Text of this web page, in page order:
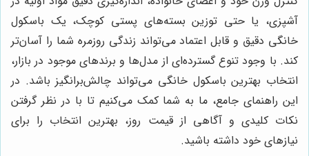
آشپزی، یا حتی توزین بسته‌های پستی کوچک، یک باسکول
خانگی دقیق و قابل اعتماد می‌تواند زندگی روزمره شما را آسان‌تر
کند. با وجود تنوع گسترده‌ای از مدل‌ها و برندهای موجود در بازار،
انتخاب بهترین باسکول خانگی می‌تواند چالش‌برانگیز باشد. در
این راهنمای جامع، ما به شما کمک می‌کنیم تا با در نظر گرفتن
نکات کلیدی و آگاهی از قیمت روز، بهترین انتخاب را برای
نیازهای خود داشته باشید.